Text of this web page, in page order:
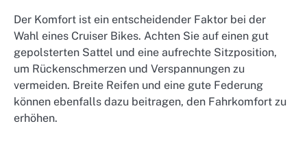
Der Komfort ist ein entscheidender Faktor bei der
Wahl eines Cruiser Bikes. Achten Sie auf einen gut
gepolsterten Sattel und eine aufrechte Sitzposition,
um Rückenschmerzen und Verspannungen zu
vermeiden. Breite Reifen und eine gute Federung
können ebenfalls dazu beitragen, den Fahrkomfort zu
erhöhen.